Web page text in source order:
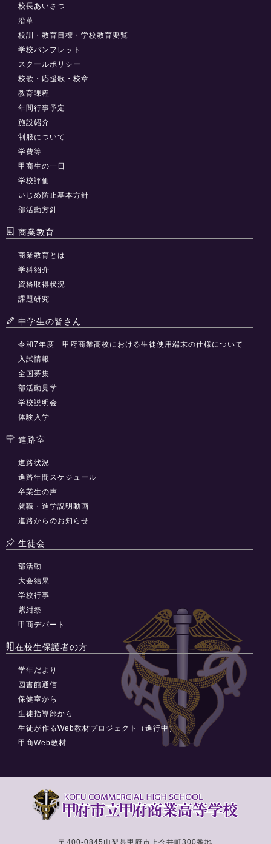
校長あいさつ
沿革
校訓・教育目標・学校教育要覧
学校パンフレット
スクールポリシー
校歌・応援歌・校章
教育課程
年間行事予定
施設紹介
制服について
学費等
甲商生の一日
学校評価
いじめ防止基本方針
部活動方針
商業教育
商業教育とは
学科紹介
資格取得状況
課題研究
中学生の皆さん
令和7年度 甲府商業高校における生徒使用端末の仕様について
入試情報
全国募集
部活動見学
学校説明会
体験入学
進路室
進路状況
進路年間スケジュール
卒業生の声
就職・進学説明動画
進路からのお知らせ
生徒会
部活動
大会結果
学校行事
紫紺祭
甲商デパート
在校生保護者の方
学年だより
図書館通信
保健室から
生徒指導部から
生徒が作るWeb教材プロジェクト（進行中）
甲商Web教材
〒400-0845 山梨県甲府市上今井町300番地